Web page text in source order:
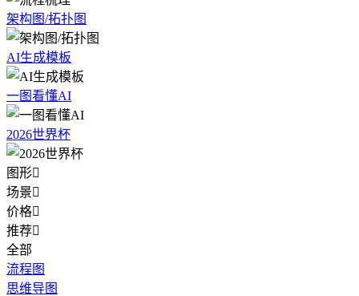
架构图/拓扑图
AI生成模板
一图看懂AI
2026世界杯
图形
场景
价格
推荐
全部
流程图
思维导图